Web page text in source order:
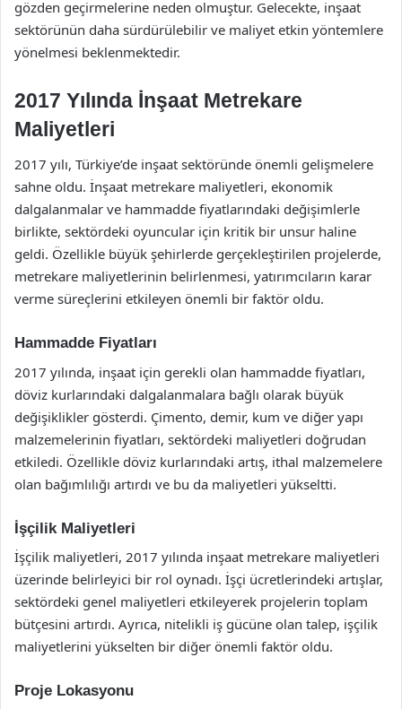
gözden geçirmelerine neden olmuştur. Gelecekte, inşaat
sektörünün daha sürdürülebilir ve maliyet etkin yöntemlere
yönelmesi beklenmektedir.
2017 Yılında İnşaat Metrekare
Maliyetleri
2017 yılı, Türkiye’de inşaat sektöründe önemli gelişmelere
sahne oldu. İnşaat metrekare maliyetleri, ekonomik
dalgalanmalar ve hammadde fiyatlarındaki değişimlerle
birlikte, sektördeki oyuncular için kritik bir unsur haline
geldi. Özellikle büyük şehirlerde gerçekleştirilen projelerde,
metrekare maliyetlerinin belirlenmesi, yatırımcıların karar
verme süreçlerini etkileyen önemli bir faktör oldu.
Hammadde Fiyatları
2017 yılında, inşaat için gerekli olan hammadde fiyatları,
döviz kurlarındaki dalgalanmalara bağlı olarak büyük
değişiklikler gösterdi. Çimento, demir, kum ve diğer yapı
malzemelerinin fiyatları, sektördeki maliyetleri doğrudan
etkiledi. Özellikle döviz kurlarındaki artış, ithal malzemelere
olan bağımlılığı artırdı ve bu da maliyetleri yükseltti.
İşçilik Maliyetleri
İşçilik maliyetleri, 2017 yılında inşaat metrekare maliyetleri
üzerinde belirleyici bir rol oynadı. İşçi ücretlerindeki artışlar,
sektördeki genel maliyetleri etkileyerek projelerin toplam
bütçesini artırdı. Ayrıca, nitelikli iş gücüne olan talep, işçilik
maliyetlerini yükselten bir diğer önemli faktör oldu.
Proje Lokasyonu